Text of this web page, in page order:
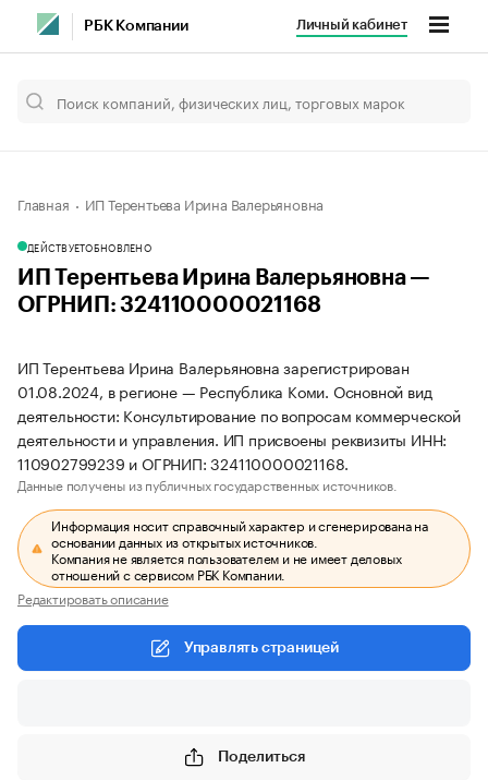
РБК Компании Личный кабинет
Главная ИП Терентьева Ирина Валерьяновна
ДЕЙСТВУЕТОБНОВЛЕНО
ИП Терентьева Ирина Валерьяновна —
ОГРНИП: 324110000021168
ИП Терентьева Ирина Валерьяновна зарегистрирован
01.08.2024, в регионе — Республика Коми. Основной вид
деятельности: Консультирование по вопросам коммерческой
деятельности и управления. ИП присвоены реквизиты ИНН:
110902799239 и ОГРНИП: 324110000021168.
Данные получены из публичных государственных источников.
Информация носит справочный характер и сгенерирована на
основании данных из открытых источников.
Компания не является пользователем и не имеет деловых
отношений с сервисом РБК Компании.
Редактировать описание
Управлять страницей
Поделиться